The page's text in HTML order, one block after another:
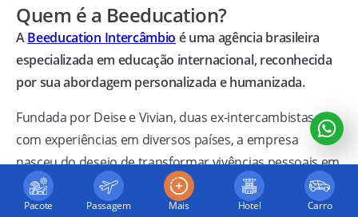
Quem é a Beeducation?
ABeeducation Intercâmbio é uma agência brasileira
especializada em educação internacional, reconhecida
por sua abordagem personalizada e humanizada.
Fundada por Deise e Vivian, duas ex-intercambistas
com experiências em diversos países, a empresa
nasceu do desejo de transformar vivências pessoais em
uma missão profissional: auxiliar outras pessoas a
realizarem seus sonhos de estudar no exterior.
Pacote Passagem Hotel Carro
Mais